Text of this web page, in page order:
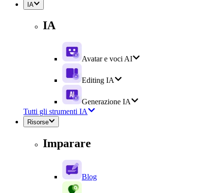
IA
IA
Avatar e voci AI
Editing IA
Generazione IA
Tutti gli strumenti IA
Risorse
Imparare
Blog